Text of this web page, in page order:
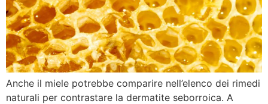
Anche il miele potrebbe comparire nell’elenco dei rimedi
naturali per contrastare la dermatite seborroica. A